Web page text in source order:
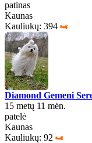
patinas
Kaunas
Kauliukų: 394
Diamond Gemeni
15 metų 11 mėn.
patelė
Kaunas
Kauliukų: 92